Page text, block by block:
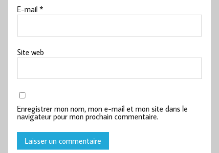
E-mail*
Site web
Enregistrer mon nom, mon e-mail et mon site dans le
navigateur pour mon prochain commentaire.